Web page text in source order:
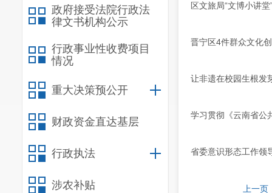
政府接受法院行政法
律文书机构公示
行政事业性收费项目
情况
重大决策预公开
财政资金直达基层
行政执法
涉农补贴
区文旅局“文博小讲
晋宁区4件群众文化
让非遗在校园生根发
学习贯彻《云南省公
省委意识形态工作领
上一页